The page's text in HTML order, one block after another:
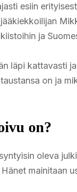
esiin
ja
läpi kattavasti
on ja
on?
oleva
mainitaan